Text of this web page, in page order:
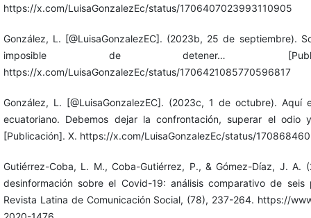
https://x.com/LuisaGonzalezEc/status/1706407023993110905
González, L. [@LuisaGonzalezEC]. (2023b, 25 de septiembre).
imposible de detener…
https://x.com/LuisaGonzalezEc/status/1706421085770596817
González, L. [@LuisaGonzalezEC]. (2023c, 1 de octubre). Aquí
ecuatoriano. Debemos dejar la confrontación, superar el odio
[Publicación]. X. https://x.com/LuisaGonzalezEc/status/
Gutiérrez-Coba, L. M., Coba-Gutiérrez, P., & Gómez-Díaz, J. A.
desinformación sobre el Covid-19: análisis comparativo de seis
Revista Latina de Comunicación Social, (78), 237-264. https://